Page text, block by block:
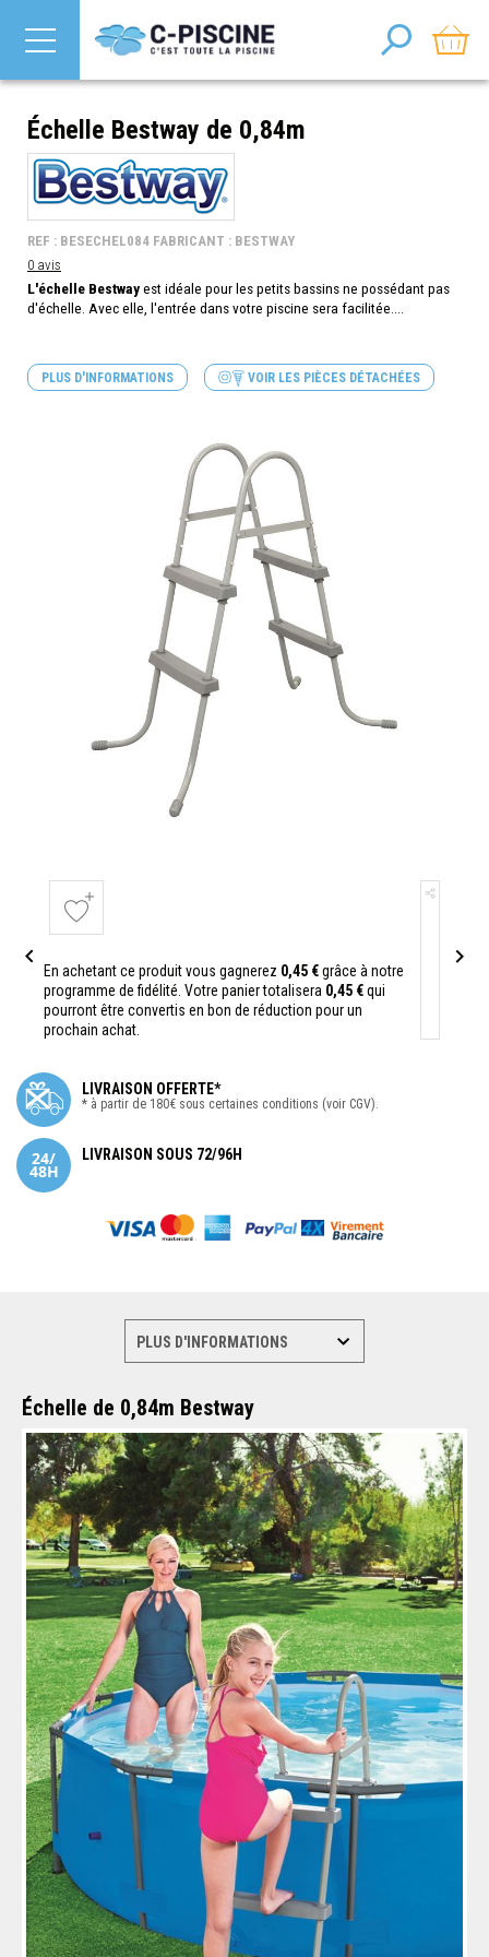
Échelle Bestway de 0,84m
0 avis
REF : BESECHEL084 FABRICANT : BESTWAY
L'échelle Bestwayest idéale pour les petits bassins ne possédant pas
d'échelle. Avec elle, l'entrée dans votre piscine sera facilitée....
PLUS D'INFORMATIONS VOIR LES PIÈCES DÉTACHÉES
En achetant ce produit vous gagnerez 0,45 €grâce à notre
programme de fidélité. Votre panier totalisera 0,45 €qui
pourront être convertis en bon de réduction pour un
prochain achat.
 
LIVRAISON OFFERTE*
* à partir de 180€ sous certaines conditions (voir CGV).
LIVRAISON SOUS 72/96H
Échelle de 0,84m Bestway